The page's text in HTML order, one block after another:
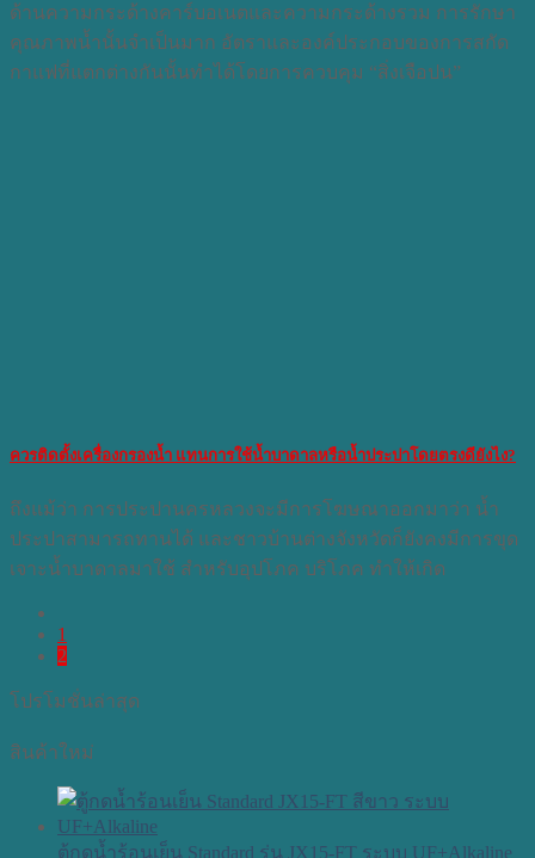
ด้านความกระด้างคาร์บอเนตและความกระด้างรวม การรักษา
คุณภาพน้ำนั้นจำเป็นมาก อัตราและองค์ประกอบของการสกัด
กาแฟที่แตกต่างกันนั้นทำได้โดยการควบคุม “สิ่งเจือปน”
ควรติดตั้งเครื่องกรองน้ำ แทนการใช้น้ำบาดาลหรือน้ำประปาโดยตรงดียังไง?
ถึงแม้ว่า การประปานครหลวงจะมีการโฆษณาออกมาว่า น้ำ
ประปาสามารถทานได้ และชาวบ้านต่างจังหวัดก็ยังคงมีการขุด
เจาะน้ำบาดาลมาใช้ สำหรับอุปโภค บริโภค ทำให้เกิด
1
2
โปรโมชั่นล่าสุด
สินค้าใหม่
ตู้กดน้ำร้อนเย็น Standard รุ่น JX15-FT ระบบ UF+Alkaline